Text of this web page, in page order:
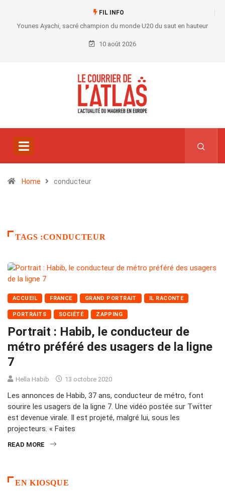
FIL INFO
Younes Ayachi, sacré champion du monde U20 du saut en hauteur
10 août 2026
Home conducteur
TAGS :CONDUCTEUR
ACCUEIL FRANCE GRAND PORTRAIT IL RACONTE
PORTRAITS SOCIÉTÉ ZAPPING
Portrait : Habib, le conducteur de
métro préféré des usagers de la ligne
7
Hella Habib 13 octobre 2020
Les annonces de Habib, 37 ans, conducteur de métro, font
sourire les usagers de la ligne 7. Une vidéo postée sur Twitter
est devenue virale. Il est projeté, malgré lui, sous les
projecteurs. « Faites
READ MORE
EN KIOSQUE